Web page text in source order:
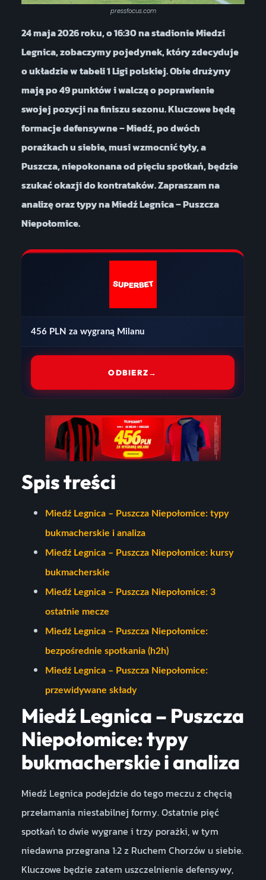
pressfocus.com
24 maja 2026 roku, o 16:30 na stadionie Miedzi
Legnica, zobaczymy pojedynek, który zdecyduje
o układzie w tabeli 1 Ligi polskiej. Obie drużyny
mają po 49 punktów i walczą o poprawienie
swojej pozycji na finiszu sezonu. Kluczowe będą
formacje defensywne – Miedź, po dwóch
porażkach u siebie, musi wzmocnić tyły, a
Puszcza, niepokonana od pięciu spotkań, będzie
szukać okazji do kontrataków. Zapraszam na
analizę oraz typy na Miedź Legnica – Puszcza
Niepołomice.
456 PLN za wygraną Milanu
ODBIERZ→
Spis treści
Miedź Legnica – Puszcza Niepołomice: typy
bukmacherskie i analiza
Miedź Legnica – Puszcza Niepołomice: kursy
bukmacherskie
Miedź Legnica – Puszcza Niepołomice: 3
ostatnie mecze
Miedź Legnica – Puszcza Niepołomice:
bezpośrednie spotkania (h2h)
Miedź Legnica – Puszcza Niepołomice:
przewidywane składy
Miedź Legnica – Puszcza
Niepołomice: typy
bukmacherskie i analiza
Miedź Legnica podejdzie do tego meczu z chęcią
przełamania niestabilnej formy. Ostatnie pięć
spotkań to dwie wygrane i trzy porażki, w tym
niedawna przegrana 1:2 z Ruchem Chorzów u siebie.
Kluczowe będzie zatem uszczelnienie defensywy,